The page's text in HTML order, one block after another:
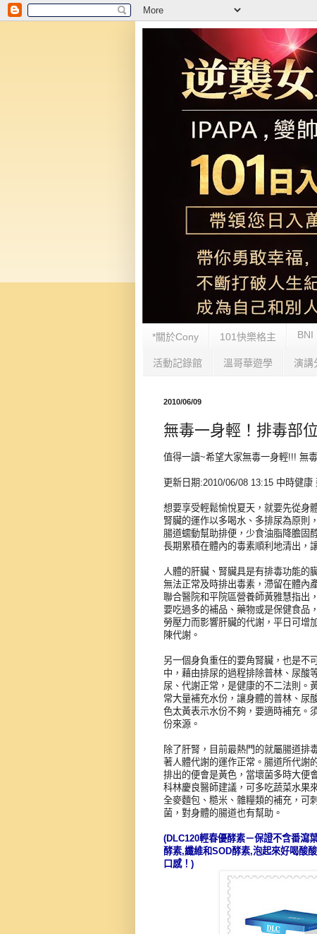
*關於Cony 101快樂格主 BNI
活動記錄館 溫哥華遊學 演講
2010/06/09
無毒一身輕！排毒部
值得一讀~希望大家無毒一身輕!!! 無
更新日期:2010/06/08 13:15 中時健康
想要享受輕鬆愉悅夏天，就要先從身
腎臟的運作以多喝水、多排尿為原則
腸道蠕動幫助排便，少食油脂降膽固
長期累積在體內的毒素順利地清出，
人體的肝臟、腎臟具是有排毒功能的
無法正常及時排出毒素，滯留在體內
聯合醫院和平院區營養師黃雅慧指出
要吃過多的補品、藥物或是保健食品
勞壓力而影響肝臟的代謝，平日可增
陳代謝。
另一個身負重任的要角腎臟，也是不
中，藉由排尿的過程排除普林、尿酸
尿、代謝正常，是健康的不二法則。
常大量補充水份，讓身體的普林、尿
色太黃表示水份不夠，要適時補充。
份來源。
除了肝腎，目前最熱門的就屬腸道排
著人體代謝的運作正常。腸道所代謝
排出的便會是黃色，當壞菌多時大便
科林慶良醫師建議，可多吃蔬菜水果
全麥麵包、糙米、雜糧類的補充，可
菌，對身體的腸道也有幫助。
(DLC120輕春優酵素－保證不含番瀉
酵素,纖維和SOD酵素,泡起來好喝酸
口感！)